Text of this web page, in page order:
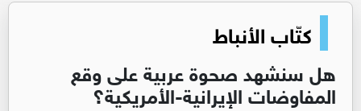
كتّاب الأنباط
هل سنشهد صحوة عربية على وقع
المفاوضات الإيرانية-الأمريكية؟